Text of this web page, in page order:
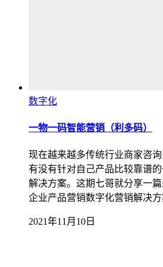
数字化
一物一码智能营销（利多码）
现在越来越多传统行业商家咨
有没有针对自己产品比较靠谱
解决方案。这期七哥就分享一
企业产品营销数字化营销解决
2021年11月10日